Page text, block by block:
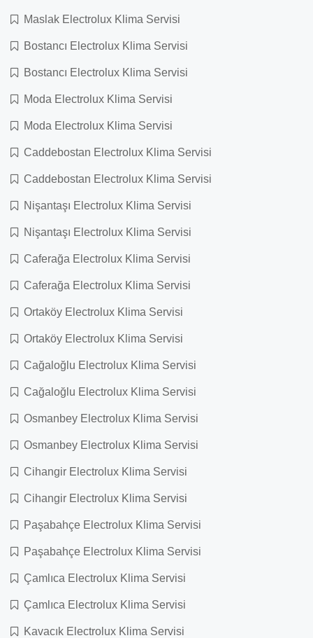
Maslak Electrolux Klima Servisi
Bostancı Electrolux Klima Servisi
Bostancı Electrolux Klima Servisi
Moda Electrolux Klima Servisi
Moda Electrolux Klima Servisi
Caddebostan Electrolux Klima Servisi
Caddebostan Electrolux Klima Servisi
Nişantaşı Electrolux Klima Servisi
Nişantaşı Electrolux Klima Servisi
Caferağa Electrolux Klima Servisi
Caferağa Electrolux Klima Servisi
Ortaköy Electrolux Klima Servisi
Ortaköy Electrolux Klima Servisi
Cağaloğlu Electrolux Klima Servisi
Cağaloğlu Electrolux Klima Servisi
Osmanbey Electrolux Klima Servisi
Osmanbey Electrolux Klima Servisi
Cihangir Electrolux Klima Servisi
Cihangir Electrolux Klima Servisi
Paşabahçe Electrolux Klima Servisi
Paşabahçe Electrolux Klima Servisi
Çamlıca Electrolux Klima Servisi
Çamlıca Electrolux Klima Servisi
Kavacık Electrolux Klima Servisi